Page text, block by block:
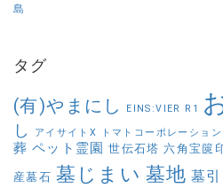
島
タグ
(有)やまにし EINS:VIER R1
し
アイサイトX トマトコーポレーション
葬 ペット霊園 世伝石塔 六角宝篋
産墓石 墓じまい 墓地 墓